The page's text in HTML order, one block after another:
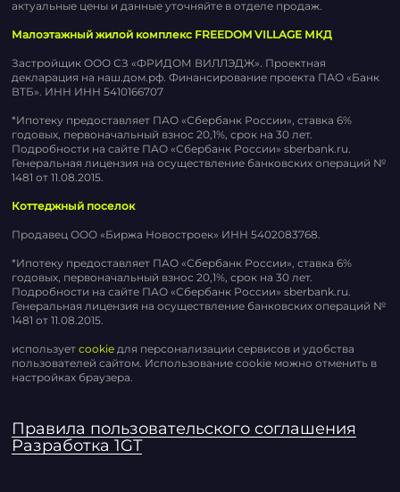
актуальные цены и данные уточняйте в отделе продаж.
Малоэтажный жилой комплекс FREEDOM VILLAGE МКД
Застройщик ООО СЗ «ФРИДОМ ВИЛЛЭДЖ». Проектная
декларация на наш.дом.рф. Финансирование проекта ПАО «Банк
ВТБ». ИНН ИНН 5410166707
*Ипотеку предоставляет ПАО «Сбербанк России», ставка 6%
годовых, первоначальный взнос 20,1%, срок на 30 лет.
Подробности на сайте ПАО «Сбербанк России» sberbank.ru.
Генеральная лицензия на осуществление банковских операций №
1481 от 11.08.2015.
Коттеджный поселок
Продавец ООО «Биржа Новостроек» ИНН 5402083768.
*Ипотеку предоставляет ПАО «Сбербанк России», ставка 6%
годовых, первоначальный взнос 20,1%, срок на 30 лет.
Подробности на сайте ПАО «Сбербанк России» sberbank.ru.
Генеральная лицензия на осуществление банковских операций №
1481 от 11.08.2015.
используетcookie для персонализации сервисов и удобства
пользователей сайтом. Использование cookie можно отменить в
настройках браузера.
Правила пользовательского соглашения
Разработка 1GT